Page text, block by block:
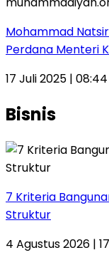
Mohammad
Perdana Menteri
17 Juli 2025 |
Bisnis
7 Kriteria
Struktur
4 Agustus 2026 |